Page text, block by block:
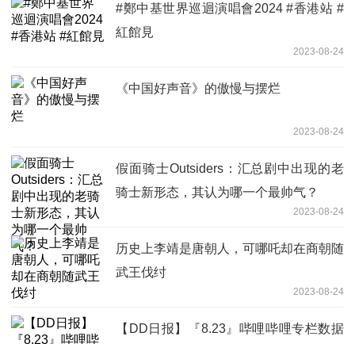
#鄭中基世界巡迴演唱會2024 #香港站 #
紅館見
2023-08-24
《中国好声音》的傲慢与摆烂
2023-08-24
假面骑士Outsiders：汇总剧中出现的老
骑士新形态，其认为哪一个最帅气？
2023-08-24
历史上李靖是唐朝人，可哪吒却在商朝随
武王伐纣
2023-08-24
【DD日报】『8.23』哔哩哔哩专栏数据